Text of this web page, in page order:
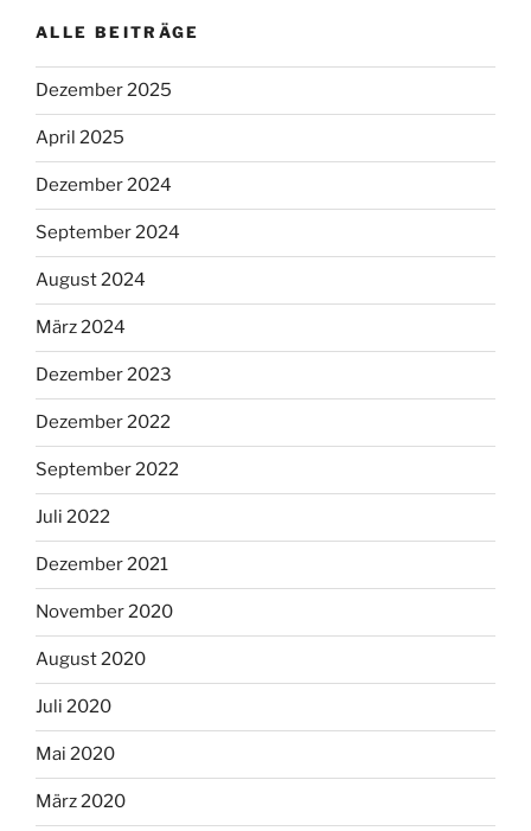
ALLE BEITRÄGE
Dezember 2025
April 2025
Dezember 2024
September 2024
August 2024
März 2024
Dezember 2023
Dezember 2022
September 2022
Juli 2022
Dezember 2021
November 2020
August 2020
Juli 2020
Mai 2020
März 2020